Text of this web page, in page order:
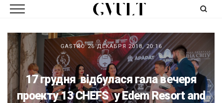
GASTRO 26 ДЕКАБРЯ 2018, 20:16
17 грудня відбулася гала вечеря
проекту 13 CHEFS у Edem Resort and